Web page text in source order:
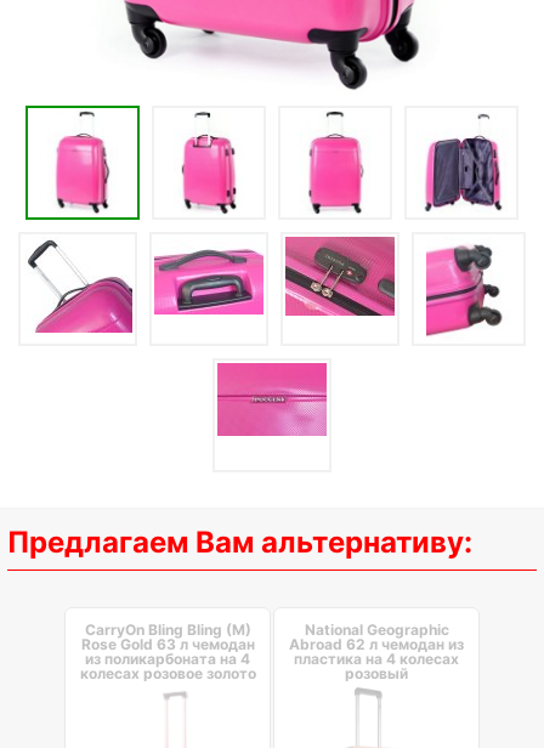
Предлагаем Вам альтернативу:
CarryOn Bling Bling (M)
Rose Gold 63 л чемодан
из поликарбоната на 4
колесах розовое золото
National Geographic
Abroad 62 л чемодан из
пластика на 4 колесах
розовый